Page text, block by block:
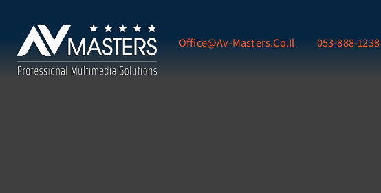
053-888-1238
Office@av-Masters.co.il